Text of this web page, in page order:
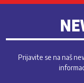
Prijavite se na naš